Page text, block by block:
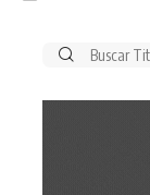
Buscar